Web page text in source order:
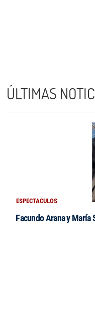
ÚLTIMAS
ESPECTACULOS
Facundo Arana y